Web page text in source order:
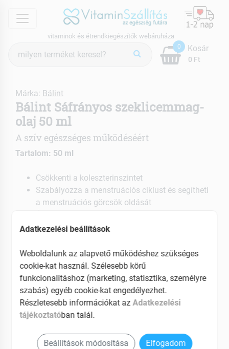
menu
vitaminok és étrendkiegészítők webáruháza
keresés
0
0 Ft
Kosár
Márka: Bálint
Bálint Sáfrányos szeklicemmag-
olaj 50 ml
A szív egészséges működéséért
Tartalom: 50 ml
Csökkenti a koleszterinszintet
Szabályozza a menstruációs ciklust és segítheti
a menstruációs görcsök oldását
EAN: 5999559923166
Adatkezelési beállítások
Weboldalunk az alapvető működéshez szükséges
cookie-kat használ. Szélesebb körű
funkcionalitáshoz (marketing, statisztika, személyre
szabás) egyéb cookie-kat engedélyezhet.
Részletesebb információkat azAdatkezelési
tájékoztatóban talál.
Beállítások módosítása Elfogadom